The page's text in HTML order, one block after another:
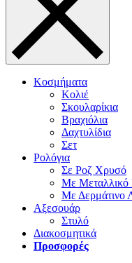
Κοσμήματα
Κολιέ
Σκουλαρίκια
Βραχιόλια
Δαχτυλίδια
Σετ
Ρολόγια
Σε Ροζ Χρυσό
Με Μεταλλικό
Με Δερμάτινο
Αξεσουάρ
Στυλό
Διακοσμητικά
Προσφορές